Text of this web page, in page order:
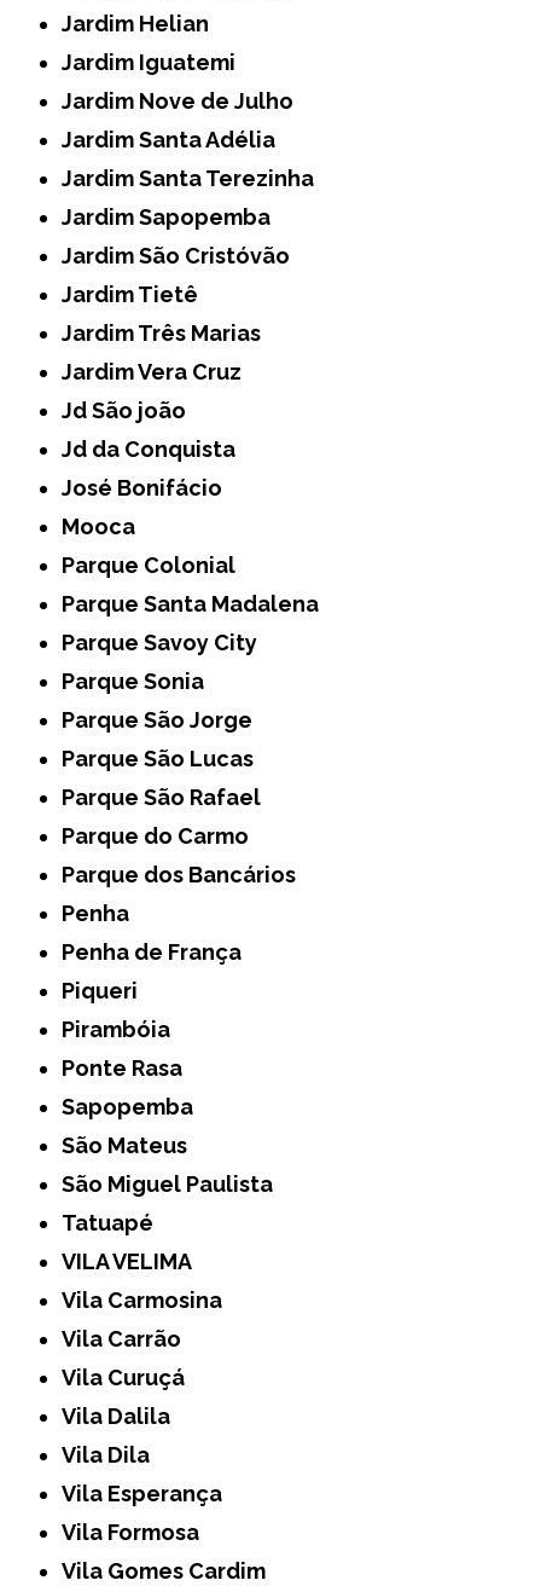
Jardim Helian
Jardim Iguatemi
Jardim Nove de Julho
Jardim Santa Adélia
Jardim Santa Terezinha
Jardim Sapopemba
Jardim São Cristóvão
Jardim Tietê
Jardim Três Marias
Jardim Vera Cruz
Jd São joão
Jd da Conquista
José Bonifácio
Mooca
Parque Colonial
Parque Santa Madalena
Parque Savoy City
Parque Sonia
Parque São Jorge
Parque São Lucas
Parque São Rafael
Parque do Carmo
Parque dos Bancários
Penha
Penha de França
Piqueri
Pirambóia
Ponte Rasa
Sapopemba
São Mateus
São Miguel Paulista
Tatuapé
VILA VELIMA
Vila Carmosina
Vila Carrão
Vila Curuçá
Vila Dalila
Vila Dila
Vila Esperança
Vila Formosa
Vila Gomes Cardim